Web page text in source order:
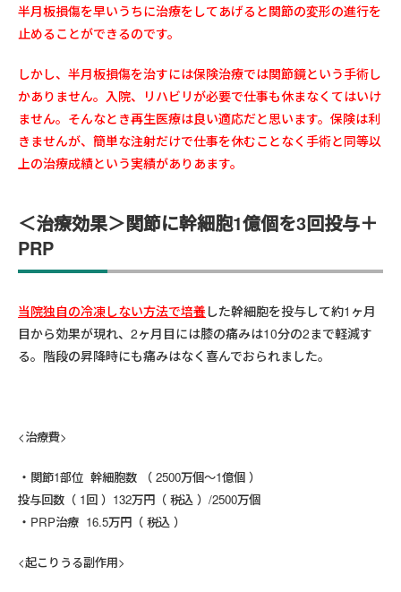
半月板損傷を早いうちに治療をしてあげると関節の変形の進行を
止めることができるのです。
しかし、半月板損傷を治すには保険治療では関節鏡という手術し
かありません。入院、リハビリが必要で仕事も休まなくてはいけ
ません。そんなとき再生医療は良い適応だと思います。保険は利
きませんが、簡単な注射だけで仕事を休むことなく手術と同等以
上の治療成績という実績がありあます。
＜治療効果＞関節に幹細胞1億個を3回投与＋
PRP
当院独自の冷凍しない方法で培養 した幹細胞を投与して約1ヶ月
目から効果が現れ、2ヶ月目には膝の痛みは10分の2まで軽減す
る。階段の昇降時にも痛みはなく喜んでおられました。
<治療費>
関節1部位 幹細胞数 （ 2500万個～1億個 ）
投与回数（ 1回 ）132万円（ 税込 ）/2500万個
PRP治療 16.5万円（ 税込 ）
<起こりうる副作用>